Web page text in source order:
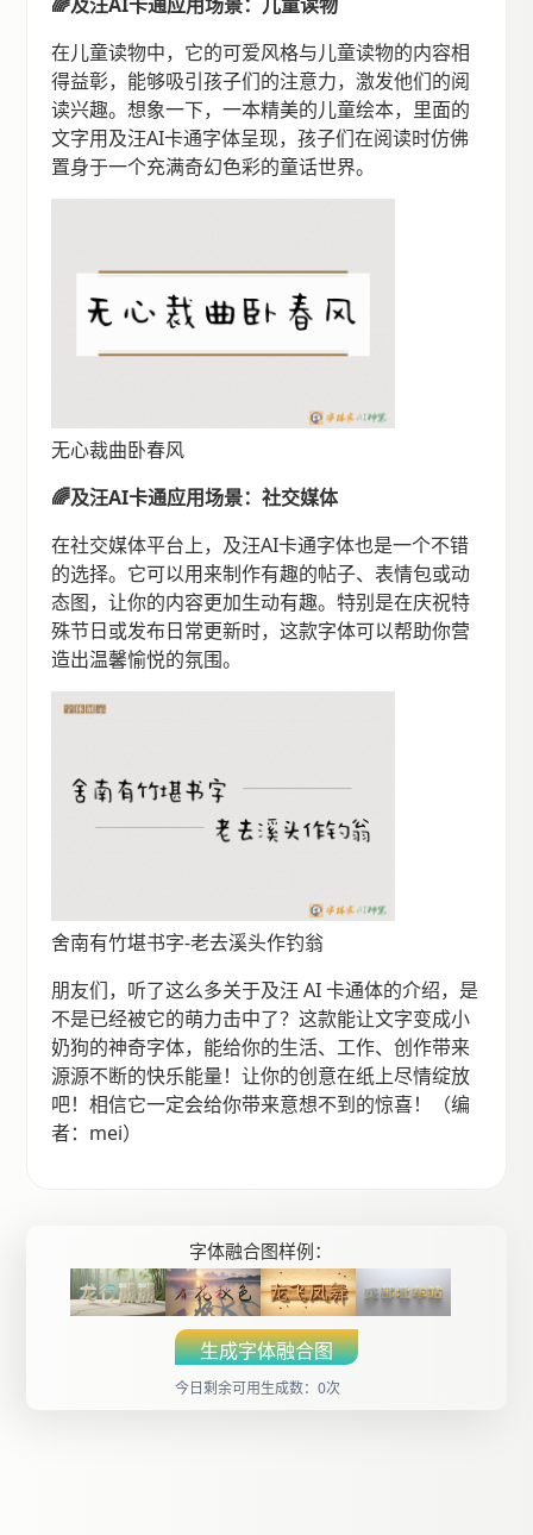
在儿童读物中，它的可爱风格与儿童读物的内容相
得益彰，能够吸引孩子们的注意力，激发他们的阅
读兴趣。想象一下，一本精美的儿童绘本，里面的
文字用及汪AI卡通字体呈现，孩子们在阅读时仿佛
置身于一个充满奇幻色彩的童话世界。
无心裁曲卧春风
🌈及汪AI卡通应用场景：社交媒体
在社交媒体平台上，及汪AI卡通字体也是一个不错
的选择。它可以用来制作有趣的帖子、表情包或动
态图，让你的内容更加生动有趣。特别是在庆祝特
殊节日或发布日常更新时，这款字体可以帮助你营
造出温馨愉悦的氛围。
舍南有竹堪书字-老去溪头作钓翁
朋友们，听了这么多关于及汪 AI 卡通体的介绍，是
不是已经被它的萌力击中了？这款能让文字变成小
奶狗的神奇字体，能给你的生活、工作、创作带来
源源不断的快乐能量！让你的创意在纸上尽情绽放
吧！相信它一定会给你带来意想不到的惊喜！（编
者：mei）
字体融合图样例：
生成字体融合图
今日剩余可用生成数：0次